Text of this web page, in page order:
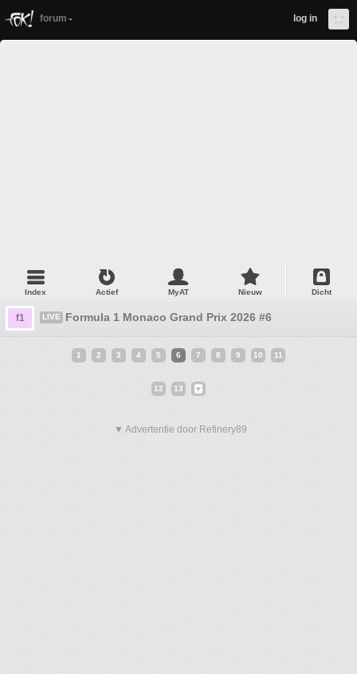
forum log in
Index Actief MyAT Nieuw Dicht
f1 LIVE Formula 1 Monaco Grand Prix 2026 #6
1 2 3 4 5 6 7 8 9 10 11
12 13
▼ Advertentie door Refinery89